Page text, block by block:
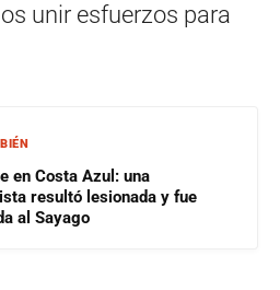
unir esfuerzos para
en Costa Azul: una
resultó lesionada y fue
al Sayago